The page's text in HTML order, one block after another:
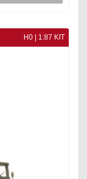
H0 | 1:87 KIT